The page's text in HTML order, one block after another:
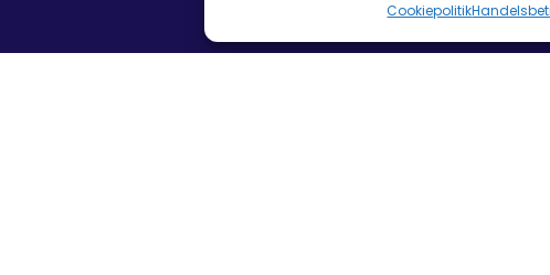
Cookiepolitik
Returvarer